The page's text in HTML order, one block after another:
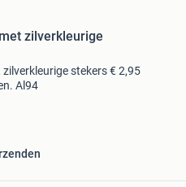
zilverkleurige
stekers € 2,95
Al94